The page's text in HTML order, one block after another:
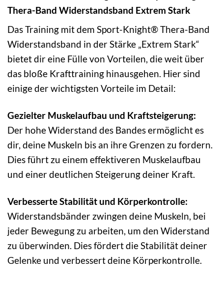
Thera-Band Widerstandsband Extrem Stark
Das Training mit dem Sport-Knight® Thera-Band
Widerstandsband in der Stärke „Extrem Stark“
bietet dir eine Fülle von Vorteilen, die weit über
das bloße Krafttraining hinausgehen. Hier sind
einige der wichtigsten Vorteile im Detail:
Gezielter Muskelaufbau und Kraftsteigerung:
Der hohe Widerstand des Bandes ermöglicht es
dir, deine Muskeln bis an ihre Grenzen zu fordern.
Dies führt zu einem effektiveren Muskelaufbau
und einer deutlichen Steigerung deiner Kraft.
Verbesserte Stabilität und Körperkontrolle:
Widerstandsbänder zwingen deine Muskeln, bei
jeder Bewegung zu arbeiten, um den Widerstand
zu überwinden. Dies fördert die Stabilität deiner
Gelenke und verbessert deine Körperkontrolle.